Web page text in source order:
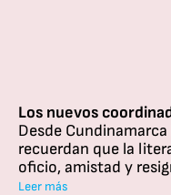
Los nuevos
Desde
recuerdan que la
oficio, amistad y
Leer más